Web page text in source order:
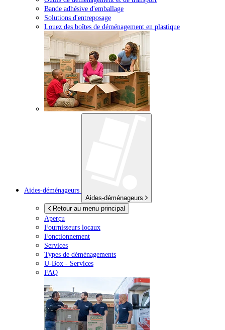
Bande adhésive d'emballage
Solutions d'entreposage
Louez des boîtes de déménagement en plastique
Aides-déménageurs
Aides-déménageurs
Retour au menu principal
Aperçu
Fournisseurs locaux
Fonctionnement
Services
Types de déménagements
U-Box - Services
FAQ